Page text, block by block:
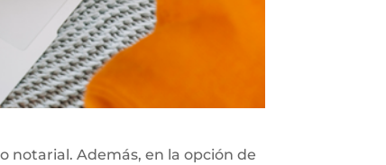
notarial. Además, en la opción de